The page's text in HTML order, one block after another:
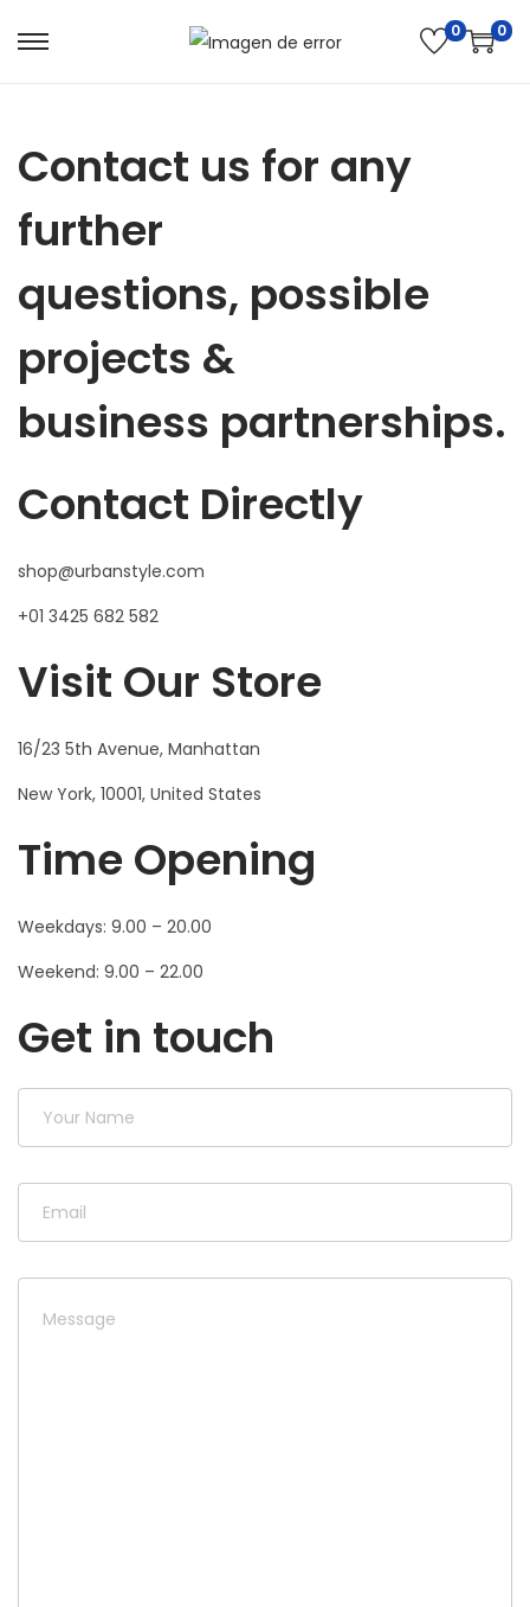
0 0
Contact us for any
further
questions, possible
projects &
business partnerships.
Contact Directly
shop@urbanstyle.com
+01 3425 682 582
Visit Our Store
16/23 5th Avenue, Manhattan
New York, 10001, United States
Time Opening
Weekdays: 9.00 – 20.00
Weekend: 9.00 – 22.00
Get in touch